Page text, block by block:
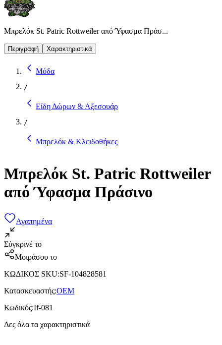
Μπρελόκ St. Patric Rottweiler από Ύφασμα Πράσ...
Περιγραφή Χαρακτηριστικά
Μόδα
/
Είδη Δώρων & Αξεσουάρ
/
Μπρελόκ & Κλειδοθήκες
Μπρελόκ St. Patric Rottweiler
από Ύφασμα Πράσινο
Αγαπημένα
Σύγκρινέ το
Μοιράσου το
ΚΩΔΙΚΟΣ SKU:SF-104828581
Κατασκευαστής:OEM
Κωδικός:If-081
Δες όλα τα χαρακτηριστικά